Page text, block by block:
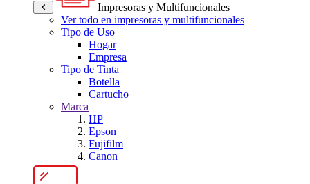
Impresoras y Multifuncionales
Ver todo en impresoras y multifuncionales
Tipo de Uso
Hogar
Empresa
Tipo de Tinta
Botella
Cartucho
Marca
HP
Epson
Fujifilm
Canon